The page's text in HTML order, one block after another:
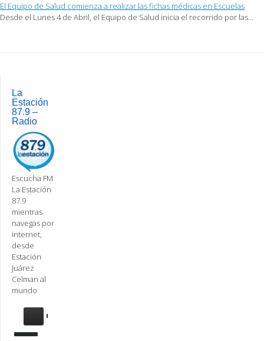
El Equipo de Salud comienza a realizar las fichas médicas en Escuelas
Desde el Lunes 4 de Abril, el Equipo de Salud inicia el recorrido por las…
navigation
La
Estación
87.9 –
Radio
Escucha FM
La Estación
87.9
mientras
navegas por
internet,
desde
Estación
Juárez
Celman al
mundo